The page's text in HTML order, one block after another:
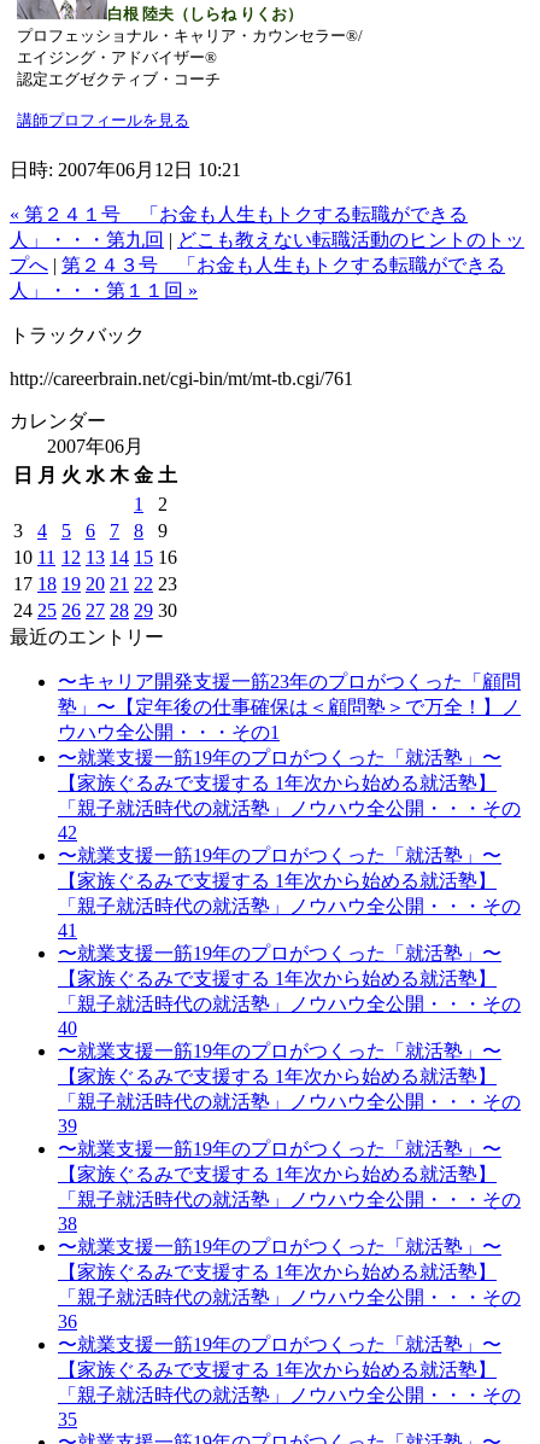
白根 陸夫（しらね りくお）
プロフェッショナル・キャリア・カウンセラー®/
エイジング・アドバイザー®
認定エグゼクティブ・コーチ
講師プロフィールを見る
日時: 2007年06月12日 10:21
« 第２４１号 「お金も人生もトクする転職ができる
人」・・・第九回 | どこも教えない転職活動のヒントのトッ
プへ | 第２４３号 「お金も人生もトクする転職ができる
人」・・・第１１回 »
トラックバック
http://careerbrain.net/cgi-bin/mt/mt-tb.cgi/761
カレンダー
2007年06月
日
月 火 水 木 金 土
1
2
3
4 5 6 7 8
9
10 11 12 13 14 15 16
17 18 19 20 21 22 23
24 25 26 27 28 29 30
最近のエントリー
〜キャリア開発支援一筋23年のプロがつくった「顧問
塾」〜【定年後の仕事確保は＜顧問塾＞で万全！】ノ
ウハウ全公開・・・その1
〜就業支援一筋19年のプロがつくった「就活塾」〜
【家族ぐるみで支援する 1年次から始める就活塾】
「親子就活時代の就活塾」ノウハウ全公開・・・その
42
〜就業支援一筋19年のプロがつくった「就活塾」〜
【家族ぐるみで支援する 1年次から始める就活塾】
「親子就活時代の就活塾」ノウハウ全公開・・・その
41
〜就業支援一筋19年のプロがつくった「就活塾」〜
【家族ぐるみで支援する 1年次から始める就活塾】
「親子就活時代の就活塾」ノウハウ全公開・・・その
40
〜就業支援一筋19年のプロがつくった「就活塾」〜
【家族ぐるみで支援する 1年次から始める就活塾】
「親子就活時代の就活塾」ノウハウ全公開・・・その
39
〜就業支援一筋19年のプロがつくった「就活塾」〜
【家族ぐるみで支援する 1年次から始める就活塾】
「親子就活時代の就活塾」ノウハウ全公開・・・その
38
〜就業支援一筋19年のプロがつくった「就活塾」〜
【家族ぐるみで支援する 1年次から始める就活塾】
「親子就活時代の就活塾」ノウハウ全公開・・・その
36
〜就業支援一筋19年のプロがつくった「就活塾」〜
【家族ぐるみで支援する 1年次から始める就活塾】
「親子就活時代の就活塾」ノウハウ全公開・・・その
35